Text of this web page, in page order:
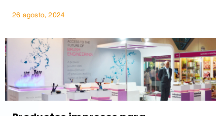
26 agosto, 2024